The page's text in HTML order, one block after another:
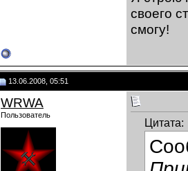
своего
смогу!
13.06.2008, 05:51
WRWA
Пользователь
Цитата: